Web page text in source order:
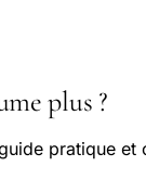
plus ?
pratique